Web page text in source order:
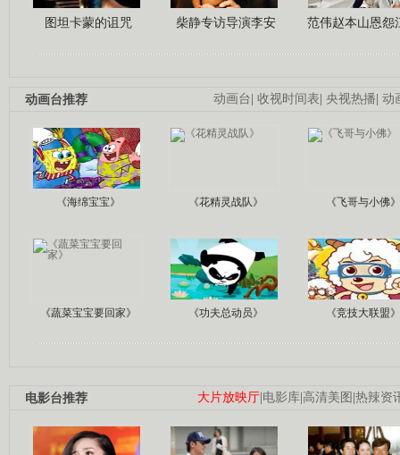
图坦卡蒙的诅咒 柴静专访导演李安 范伟赵本山恩怨
动画台| 收视时间表| 央视热播| 动
动画台推荐
《海绵宝宝》 《花精灵战队》 《飞哥与小佛》
《蔬菜宝宝要回家》 《功夫总动员》 《竞技大联盟》
大片放映厅|电影库|高清美图 |热辣资
电影台推荐